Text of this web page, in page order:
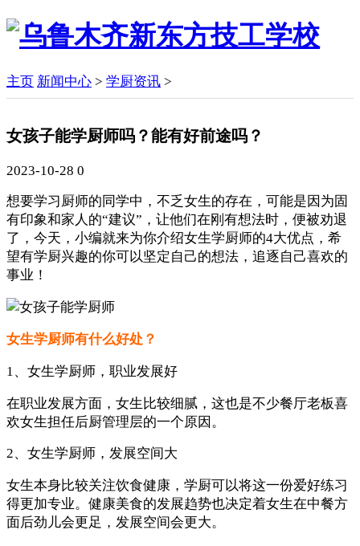
主页 新闻中心 > 学厨资讯 >
女孩子能学厨师吗？能有好前途吗？
2023-10-28 0
想要学习厨师的同学中，不乏女生的存在，可能是因为固
有印象和家人的“建议”，让他们在刚有想法时，便被劝退
了，今天，小编就来为你介绍女生学厨师的4大优点，希
望有学厨兴趣的你可以坚定自己的想法，追逐自己喜欢的
事业！
女生学厨师有什么好处？
1、女生学厨师，职业发展好
在职业发展方面，女生比较细腻，这也是不少餐厅老板喜
欢女生担任后厨管理层的一个原因。
2、女生学厨师，发展空间大
女生本身比较关注饮食健康，学厨可以将这一份爱好练习
得更加专业。健康美食的发展趋势也决定着女生在中餐方
面后劲儿会更足，发展空间会更大。